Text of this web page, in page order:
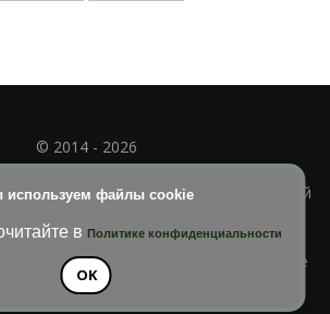
используем файлы cookie
в Политике конфиденциальности
OK
© 2014 - 2026
использование материала
при наличии активной и индексируемой
Темы Blossom
. На платформе
WordPress